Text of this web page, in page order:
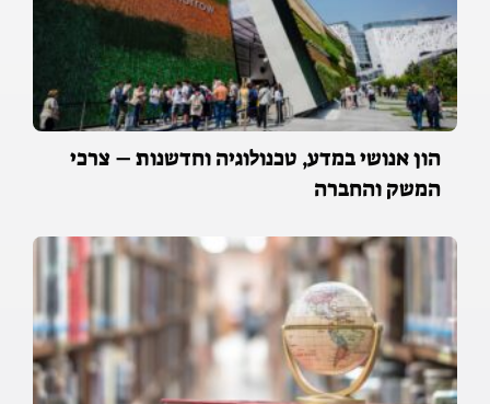
הון אנושי במדע, טכנולוגיה וחדשנות – צרכי
המשק והחברה